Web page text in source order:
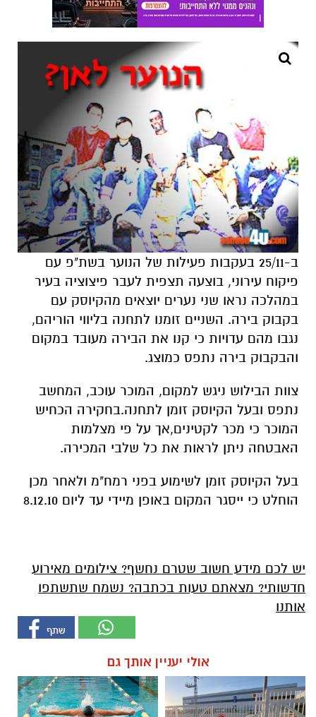
ב-25/11 בעקבות פעילות של הנוער בשת"פ עם
פיקוח עירוני, בוצעה תצפית לעבר פיצוציה בעיר
במהלכה נראו שני נערים יוצאים מהקיוסק עם
בקבוק בירה. השניים זומנו לתחנה בליווי הוריהם,
נגבו מהם עדויות כי קנו את הבירה מעובד במקום
והבקבוק בירה נתפס כמוצג.
צוות הבילוש ניגש למקום, המוכר עוכב, המחשב
נתפס ובעל הקיוסק זומן לתחנה.בחקירה הכחיש
המוכר כי מכר לקטינים,אך על פי מצלמות
האבטחה ניתן לראות את כל שלבי המכירה.
בעל הקיוסק זומן לשימוע בפני רמח"מ ולאחר מכן
הוחלט כי ייסגר המקום באופן מיידי עד ליום 8.12.10
יש לכם מידע חשוב שטרם נחשף? צילומים מאירוע
חדשותי? מצאתם טעות בכתבה? נשמח שתשתפו
אותנו
אולי יעניין אותך גם